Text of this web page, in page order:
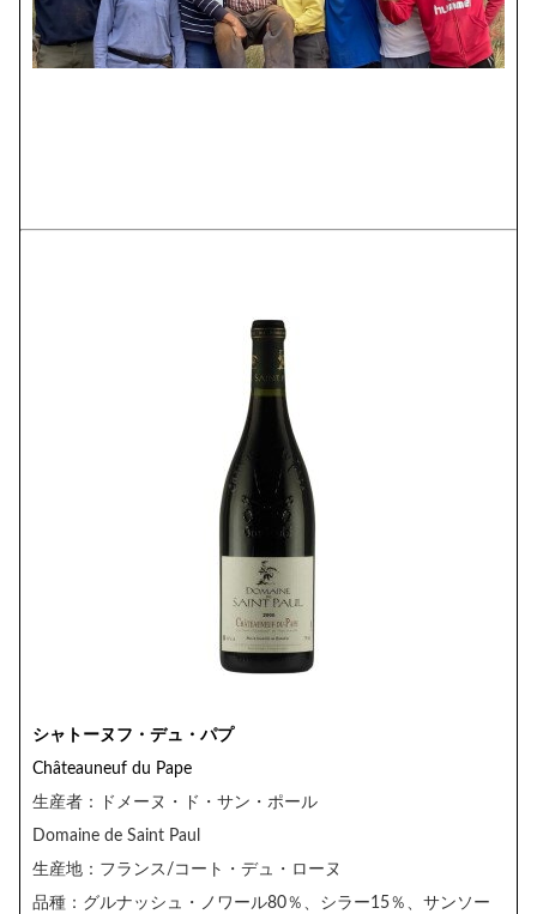
シャトーヌフ・デュ・パプ
Châteauneuf du Pape
生産者：ドメーヌ・ド・サン・ポール
Domaine de Saint Paul
生産地：フランス/コート・デュ・ローヌ
品種：グルナッシュ・ノワール80％、シラー15％、サンソー